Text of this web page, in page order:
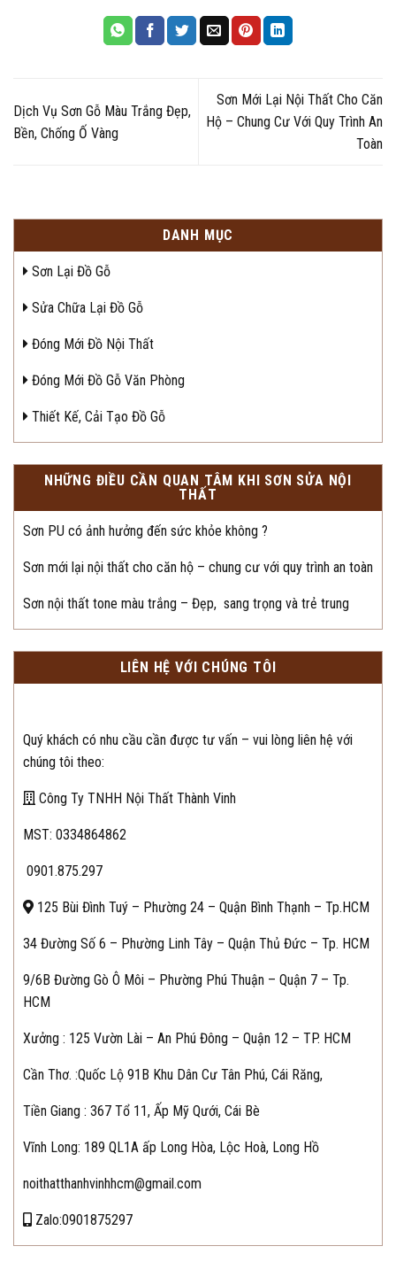
DANH MỤC
Sơn Lại Đồ Gỗ
Sửa Chữa Lại Đồ Gỗ
Đóng Mới Đồ Nội Thất
Đóng Mới Đồ Gỗ Văn Phòng
Thiết Kế, Cải Tạo Đồ Gỗ
NHỮNG ĐIỀU CẦN QUAN TÂM KHI SƠN SỬA NỘI
THẤT
Sơn PU có ảnh hưởng đến sức khỏe không ?
Sơn mới lại nội thất cho căn hộ – chung cư với quy trình an toàn
Sơn nội thất tone màu trắng – Đẹp, sang trọng và trẻ trung
LIÊN HỆ VỚI CHÚNG TÔI
Quý khách có nhu cầu cần được tư vấn – vui lòng liên hệ với
chúng tôi theo:
Công Ty TNHH Nội Thất Thành Vinh
MST: 0334864862
0901.875.297
125 Bùi Đình Tuý – Phường 24 – Quận Bình Thạnh – Tp.HCM
34 Đường Số 6 – Phường Linh Tây – Quận Thủ Đức – Tp. HCM
9/6B Đường Gò Ô Môi – Phường Phú Thuận – Quận 7 – Tp.
HCM
Xưởng : 125 Vườn Lài – An Phú Đông – Quận 12 – TP. HCM
Cần Thơ. :Quốc Lộ 91B Khu Dân Cư Tân Phú, Cái Răng,
Tiền Giang : 367 Tổ 11, Ấp Mỹ Qưới, Cái Bè
Vĩnh Long: 189 QL1A ấp Long Hòa, Lộc Hoà, Long Hồ
noithatthanhvinhhcm@gmail.com
Zalo:0901875297
Dịch Vụ Sơn Gỗ Màu Trắng Đẹp,
Bền, Chống Ố Vàng
Sơn Mới Lại Nội Thất Cho Căn
Hộ – Chung Cư Với Quy Trình An
Toàn